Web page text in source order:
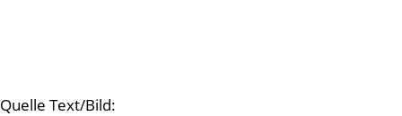
Quelle Text/Bild: